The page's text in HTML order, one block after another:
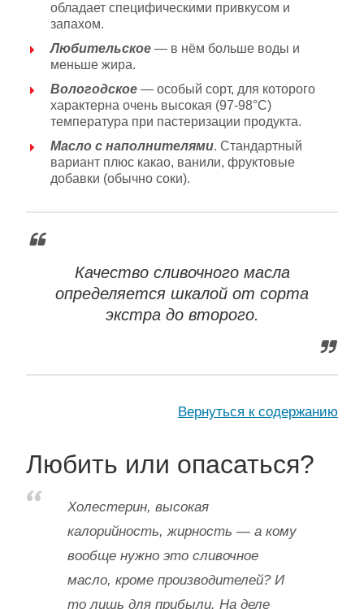
обладает специфическими привкусом и
запахом.
Любительское — в нём больше воды и
меньше жира.
Вологодское — особый сорт, для которого
характерна очень высокая (97-98°С)
температура при пастеризации продукта.
Масло с наполнителями. Стандартный
вариант плюс какао, ванили, фруктовые
добавки (обычно соки).
Качество сливочного масла
определяется шкалой от сорта
экстра до второго.
Вернуться к содержанию
Любить или опасаться?
Холестерин, высокая
калорийность, жирность — а кому
вообще нужно это сливочное
масло, кроме производителей? И
то лишь для прибыли. На деле